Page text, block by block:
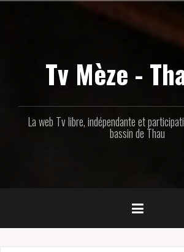
Tv Mèze -
La web Tv libre, indépendante et
bassin de Thau